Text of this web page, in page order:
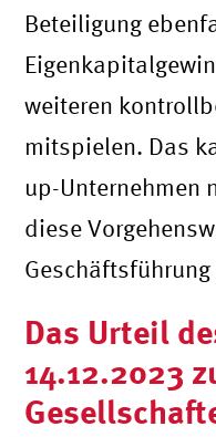
Beteiligung
weiteren
mitspielen. Das
up-Unternehmen
diese
Das Urteil
14.12.2023